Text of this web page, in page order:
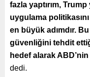
fazla yaptırım,
uygulama
en büyük adımdır.
güvenliğini tehdit
hedef alarak
dedi.